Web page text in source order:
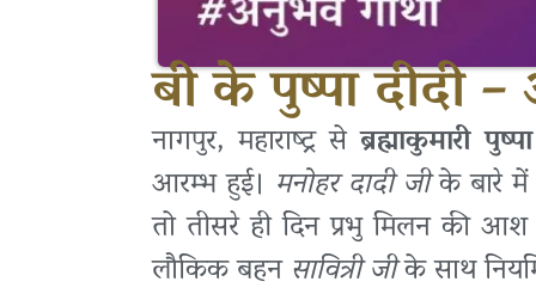
बी के पुष्पा दीदी
नागपुर, महाराष्ट्र सेब्रह्माकुमारी
आरम्भ हुई। मनोहर दादी जीके बारे में
तो तीसरे ही दिन प्रभु मिलन की
लौकिक बहनसावित्री जीके साथ